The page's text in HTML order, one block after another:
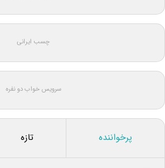
چسب ایرانی
سرویس خواب دو نفره
پرخواننده تازه